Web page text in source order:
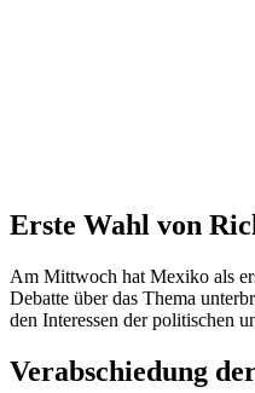
Erste Wahl von
Am Mittwoch hat Mexiko als
Debatte über das Thema
den Interessen der politischen
Verabschiedung